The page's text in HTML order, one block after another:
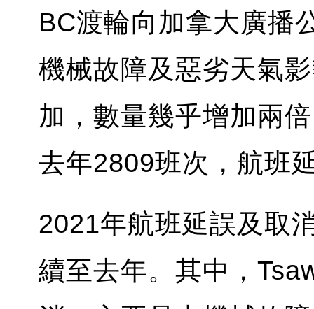
BC渡輪向加拿大廣播
機械故障及惡劣天氣
加，數量幾乎增加兩
去年2809班次，航班
2021年航班延誤及取
續至去年。其中，